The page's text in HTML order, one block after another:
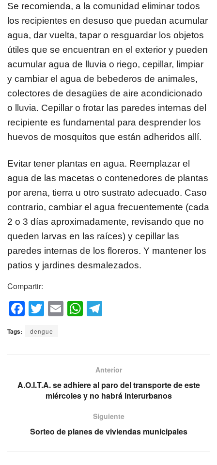
Se recomienda, a la comunidad eliminar todos
los recipientes en desuso que puedan acumular
agua, dar vuelta, tapar o resguardar los objetos
útiles que se encuentran en el exterior y pueden
acumular agua de lluvia o riego, cepillar, limpiar
y cambiar el agua de bebederos de animales,
colectores de desagües de aire acondicionado
o lluvia. Cepillar o frotar las paredes internas del
recipiente es fundamental para desprender los
huevos de mosquitos que están adheridos allí.
Evitar tener plantas en agua. Reemplazar el
agua de las macetas o contenedores de plantas
por arena, tierra u otro sustrato adecuado. Caso
contrario, cambiar el agua frecuentemente (cada
2 o 3 días aproximadamente, revisando que no
queden larvas en las raíces) y cepillar las
paredes internas de los floreros. Y mantener los
patios y jardines desmalezados.
Compartir:
F
a
c
o
T
wi
tt
E W
p
p
a
m
Tags: dengue
Anterior
A.O.I.T.A. se adhiere al paro del transporte de este
miércoles y no habrá interurbanos
Siguiente
Sorteo de planes de viviendas municipales